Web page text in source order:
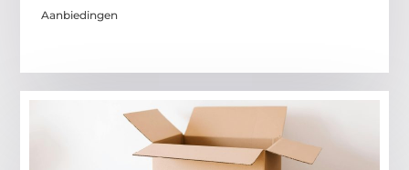
Aanbiedingen